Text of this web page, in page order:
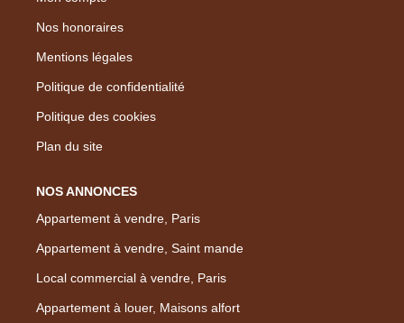
Nos honoraires
Mentions légales
Politique de confidentialité
Politique des cookies
Plan du site
NOS ANNONCES
Appartement à vendre, Paris
Appartement à vendre, Saint mande
Local commercial à vendre, Paris
Appartement à louer, Maisons alfort